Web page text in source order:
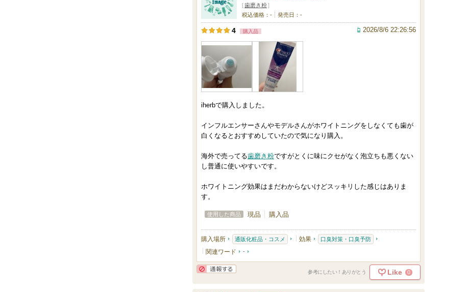
い
ま
人
の
メ
ン
バ
に
入
り
録
れ
い
[歯磨き粉]
税込価格：-
発売日：-
4 購入品 2026/8/6 22:26:56
iherbで購入しました。
インフルエンサーさんやモデルさんがホワイトニングをしなくても歯が
白くなるとおすすめしていたので気になり購入。
海外で売ってる歯磨き粉ですがとくに味にクセがなく泡立ちも悪くない
し普通に使いやすいです。
ホワイトニング効果はまだわからないけどスッキリした感じはありま
す。
使用した商品 現品 購入品
購入場所 通販化粧品・コスメ 効果 口臭対策・口臭予防
関連ワード -
参考にしたい！ありがとう Like 0